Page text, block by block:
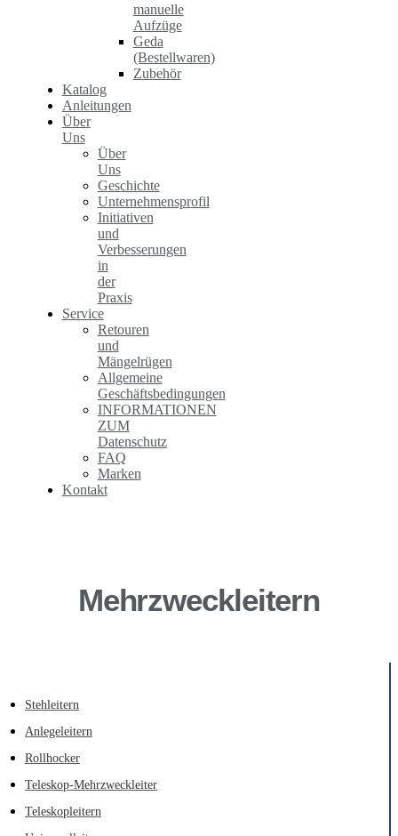
manuelle
Aufzüge
Geda
(Bestellwaren)
Zubehör
Katalog
Anleitungen
Über
Uns
Über
Uns
Geschichte
Unternehmensprofil
Initiativen
und
Verbesserungen
in
der
Praxis
Service
Retouren
und
Mängelrügen
Allgemeine
Geschäftsbedingungen
INFORMATIONEN
ZUM
Datenschutz
FAQ
Marken
Kontakt
Mehrzweckleitern
Stehleitern
Anlegeleitern
Rollhocker
Teleskop-Mehrzweckleiter
Teleskopleitern